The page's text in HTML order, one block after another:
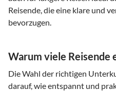
Reisende, die eine klare und
bevorzugen.
Warum viele Reisende
Die Wahl der richtigen
darauf, wie entspannt und